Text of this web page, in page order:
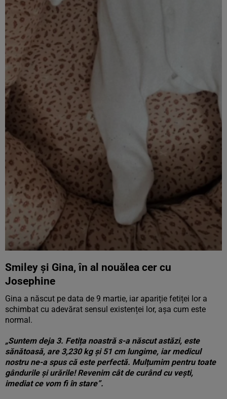
Smiley și Gina, în al nouălea cer cu
Josephine
Gina a născut pe data de 9 martie, iar apariție fetiței lor a
schimbat cu adevărat sensul existenței lor, așa cum este
normal.
„Suntem deja 3. Fetița noastră s-a născut astăzi, este
sănătoasă, are 3,230 kg și 51 cm lungime, iar medicul
nostru ne-a spus că este perfectă. Mulțumim pentru toate
gândurile și urările! Revenim cât de curând cu vești,
imediat ce vom fi în stare”.